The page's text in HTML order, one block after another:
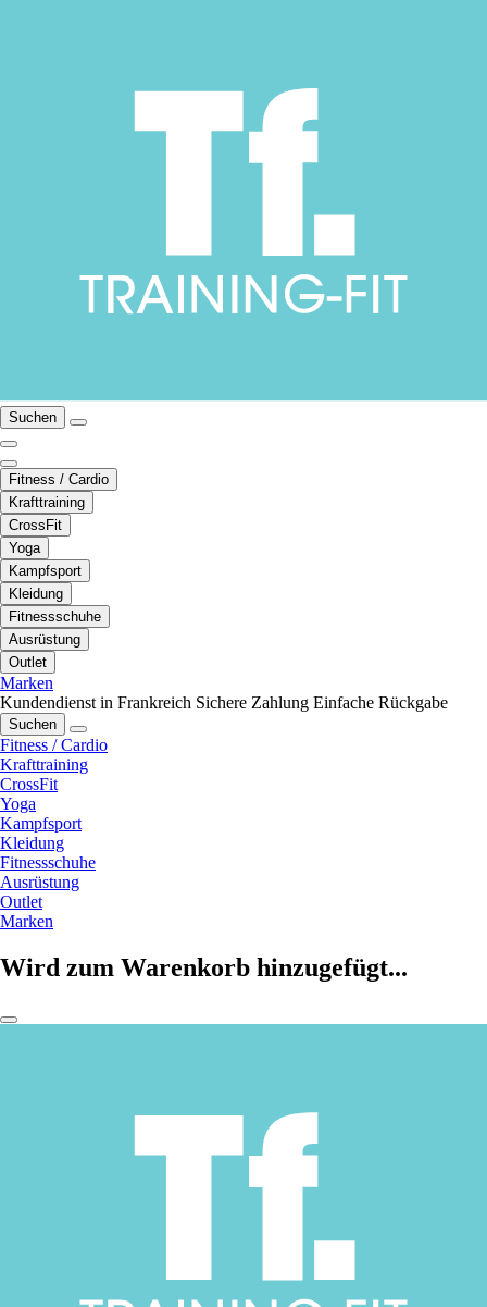
Suchen
Fitness / Cardio
Krafttraining
CrossFit
Yoga
Kampfsport
Kleidung
Fitnessschuhe
Ausrüstung
Outlet
Marken
Kundendienst in Frankreich Sichere Zahlung Einfache Rückgabe
Suchen
Fitness / Cardio
Krafttraining
CrossFit
Yoga
Kampfsport
Kleidung
Fitnessschuhe
Ausrüstung
Outlet
Marken
Wird zum Warenkorb hinzugefügt...